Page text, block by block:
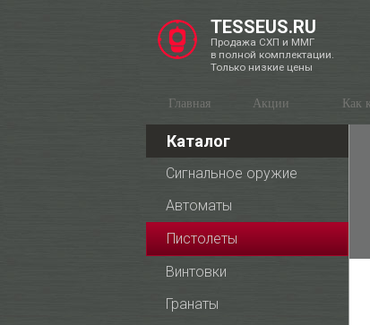
TESSEUS.RU
Продажа СХП и ММГ
в полной комплектации.
Только низкие цены
Главная Акции Как
Каталог
Сигнальное оружие
Автоматы
Пистолеты
Винтовки
Гранаты